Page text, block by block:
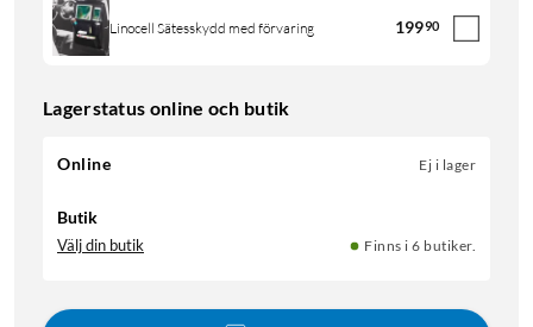
Linocell Sätesskydd med förvaring 19990
Lagerstatus online och butik
Online Ej i lager
Butik
Välj din butik Finns i 6 butiker.